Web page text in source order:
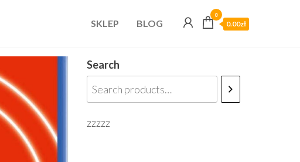
SKLEP BLOG
0
0.00zł
Search
zzzzz